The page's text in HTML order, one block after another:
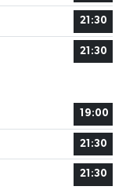
21:30
21:30
19:00
21:30
21:30